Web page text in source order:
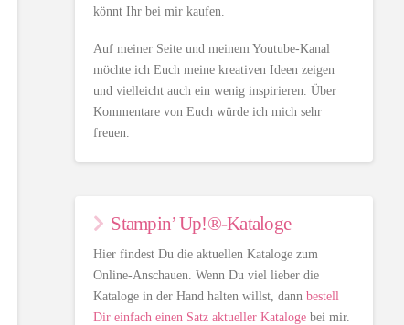
könnt Ihr bei mir kaufen.
Auf meiner Seite und meinem Youtube-Kanal
möchte ich Euch meine kreativen Ideen zeigen
und vielleicht auch ein wenig inspirieren. Über
Kommentare von Euch würde ich mich sehr
freuen.
Stampin’ Up!®-Kataloge
Hier findest Du die aktuellen Kataloge zum
Online-Anschauen. Wenn Du viel lieber die
Kataloge in der Hand halten willst, dannbestell
Dir einfach einen Satz aktueller Kataloge bei mir.